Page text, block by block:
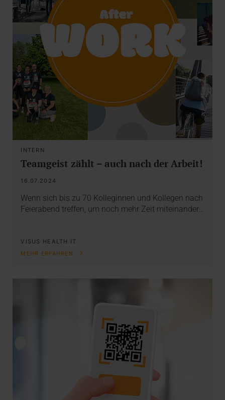
INTERN
Teamgeist zählt – auch nach der Arbeit!
16.07.2024
Wenn sich bis zu 70 Kolleginnen und Kollegen nach
Feierabend treffen, um noch mehr Zeit miteinander…
VISUS HEALTH IT
MEHR ERFAHREN